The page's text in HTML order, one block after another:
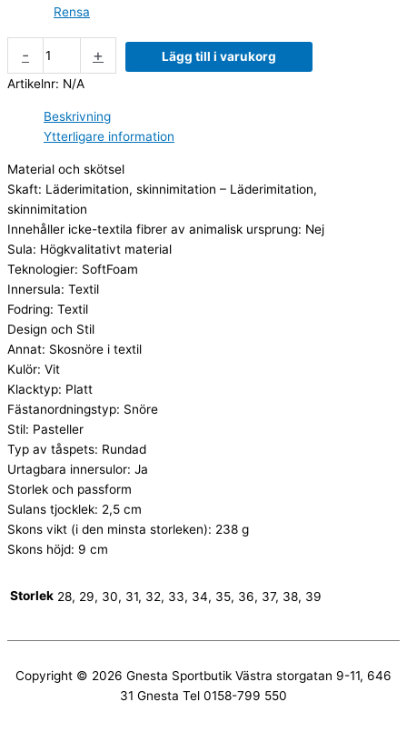
Rensa
- +
Lägg till i varukorg
Artikelnr: N/A
Beskrivning
Ytterligare information
Material och skötsel
Skaft: Läderimitation, skinnimitation – Läderimitation,
skinnimitation
Innehåller icke-textila fibrer av animalisk ursprung: Nej
Sula: Högkvalitativt material
Teknologier: SoftFoam
Innersula: Textil
Fodring: Textil
Design och Stil
Annat: Skosnöre i textil
Kulör: Vit
Klacktyp: Platt
Fästanordningstyp: Snöre
Stil: Pasteller
Typ av tåspets: Rundad
Urtagbara innersulor: Ja
Storlek och passform
Sulans tjocklek: 2,5 cm
Skons vikt (i den minsta storleken): 238 g
Skons höjd: 9 cm
Storlek 28, 29, 30, 31, 32, 33, 34, 35, 36, 37, 38, 39
Copyright © 2026 Gnesta Sportbutik Västra storgatan 9-11, 646
31 Gnesta Tel 0158-799 550